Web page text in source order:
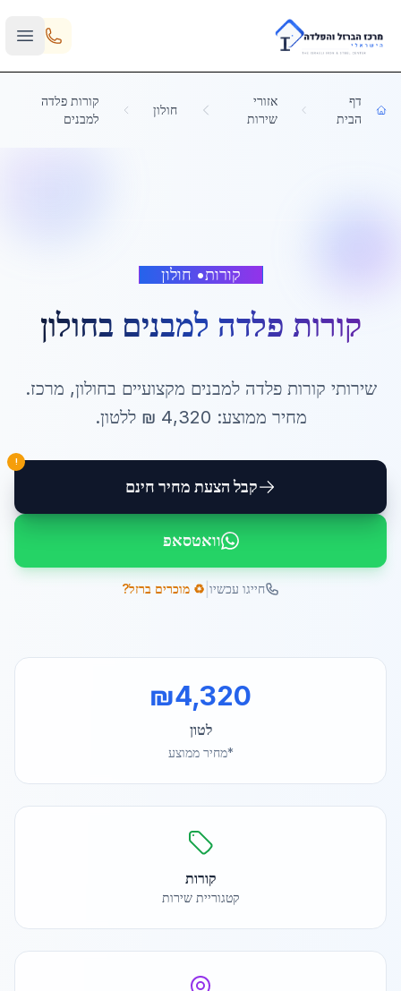
Skip to main content
דף
הבית
אזורי
שירות
חולון
קורות פלדה
למבנים
קורות• חולון
קורות פלדה למבנים בחולון
שירותי קורות פלדה למבנים מקצועיים בחולון, מרכז.
מחיר ממוצע: 4,320 ₪ ללטון.
קבל הצעת מחיר חינם
!
וואטסאפ
חייגו עכשיו ♻️ מוכרים ברזל?
₪4,320
לטון
*מחיר ממוצע
קורות
קטגוריית שירות